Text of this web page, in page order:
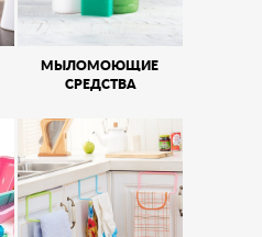
МЫЛОМОЮЩИЕ
СРЕДСТВА